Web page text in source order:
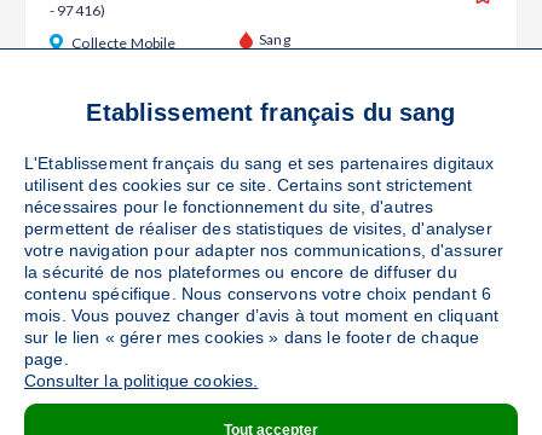
- 97416)
Collecte Mobile Sang
places disponibles
PRENDRE RENDEZ-VOUS
ST LEU(GAMM VERT LE PORTAIL - PITON ST LEU-
COLLECTE EN CAMION - 97424)
Collecte Mobile Sang
Le lundi 19 octobre de 10h30 à 16h30
Etablissement français du sang
L'Etablissement français du sang et ses partenaires digitaux
utilisent des cookies sur ce site. Certains sont strictement
nécessaires pour le fonctionnement du site, d'autres
permettent de réaliser des statistiques de visites, d'analyser
votre navigation pour adapter nos communications, d'assurer
la sécurité de nos plateformes ou encore de diffuser du
contenu spécifique. Nous conservons votre choix pendant 6
mois. Vous pouvez changer d’avis à tout moment en cliquant
sur le lien « gérer mes cookies » dans le footer de chaque
page.
Consulter la politique cookies.
Tout accepter